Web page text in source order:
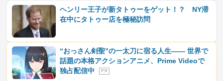
ヘンリー王子が新タトゥーをゲット！？ NY滞
在中にタトゥー店を極秘訪問
“おっさん剣聖”の一太刀に宿る人生―― 世界で
話題の本格アクションアニメ、Prime Videoで
独占配信中
P R